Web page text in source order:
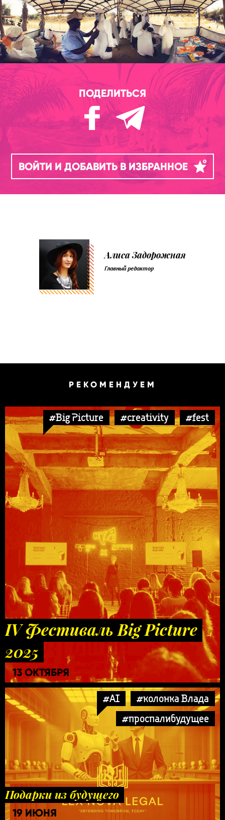
ПОДЕЛИТЬСЯ
ВОЙТИ И ДОБАВИТЬ В ИЗБРАННОЕ
Алиса Задорожная
Главный редактор
РЕКОМЕНДУЕМ
#Big Picture #creativity #fest
IV Фестиваль Big Picture
2025
13 ОКТЯБРЯ
#AI
#колонка Влада
#проспалибудущее
Подарки из будущего
19 ИЮНЯ